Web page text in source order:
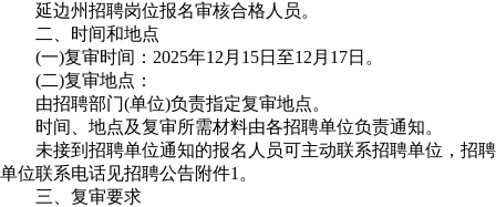
延边州招聘岗位报名审核合格人员。
二、时间和地点
(一)复审时间：2025年12月15日至12月17日。
(二)复审地点：
由招聘部门(单位)负责指定复审地点。
时间、地点及复审所需材料由各招聘单位负责通知。
未接到招聘单位通知的报名人员可主动联系招聘单位，招聘
单位联系电话见招聘公告附件1。
三、复审要求